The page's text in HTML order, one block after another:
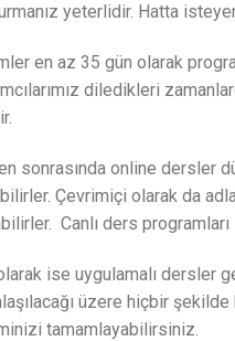
yeterlidir. Hatta
en az 35 gün olarak
diledikleri
sonrasında online dersler
Çevrimiçi olarak da
Canlı ders
ise uygulamalı dersler
üzere hiçbir
tamamlayabilirsiniz.